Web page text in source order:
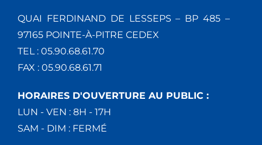
QUAI FERDINAND DE LESSEPS – BP 485 –
97165 POINTE-À-PITRE CEDEX
TEL : 05.90.68.61.70
FAX : 05.90.68.61.71
HORAIRES D'OUVERTURE AU PUBLIC :
LUN - VEN : 8H - 17H
SAM - DIM : FERMÉ